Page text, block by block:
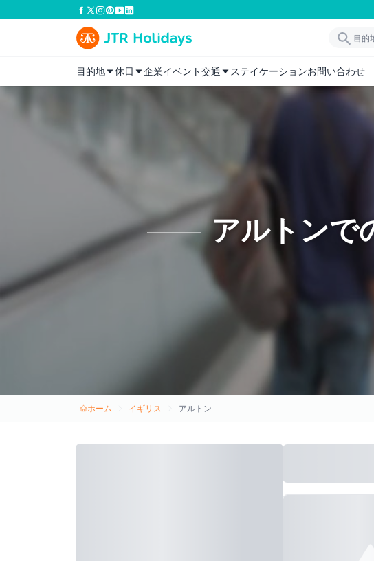
目的地 休日 企業イベント交通 ステイケーションお問い合わせ
アルトンで
ホーム イギリス アルトン